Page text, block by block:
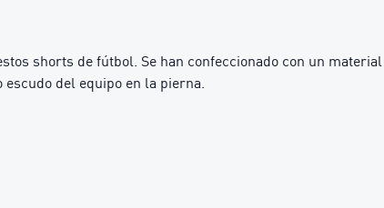
shorts de fútbol. Se han confeccionado con un
del equipo en la pierna.